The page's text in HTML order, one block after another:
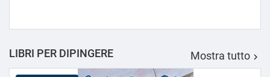
LIBRI PER DIPINGERE Mostra tutto 